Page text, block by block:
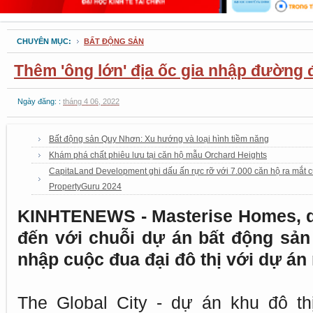
CHUYÊN MỤC: BẤT ĐỘNG SẢN
Thêm 'ông lớn' địa ốc gia nhập đường
Ngày đăng: : tháng 4 06, 2022
Bất động sản Quy Nhơn: Xu hướng và loại hình tiềm năng
Khám phá chất phiêu lưu tại căn hộ mẫu Orchard Heights
CapitaLand Development ghi dấu ấn rực rỡ với 7.000 căn hộ ra mắt
PropertyGuru 2024
KINHTENEWS - Masterise
đến với chuỗi dự án bất động
nhập cuộc đua đại đô thị với dự án
The Global City - dự án khu đô